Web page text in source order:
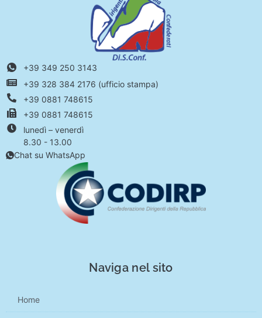
+39 349 250 3143
+39 328 384 2176 (ufficio stampa)
+39 0881 748615
+39 0881 748615
lunedì – venerdì
8.30 - 13.00
Chat su WhatsApp
Naviga nel sito
Home